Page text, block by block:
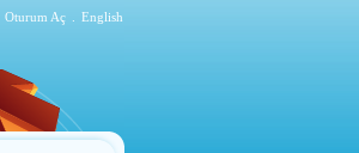
Oturum Aç English